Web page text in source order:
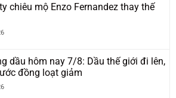
chiêu mộ Enzo Fernandez thay thế
dầu hôm nay 7/8: Dầu thế giới đi lên,
đồng loạt giảm